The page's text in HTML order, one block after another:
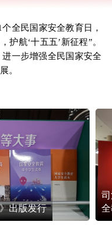
全民国家安全教育日，
护航‘十五五’新征程”。
一步增强全民国家安全
。
出版发行